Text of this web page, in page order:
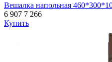
Вешалка напольная
6 907 7 266
Купить